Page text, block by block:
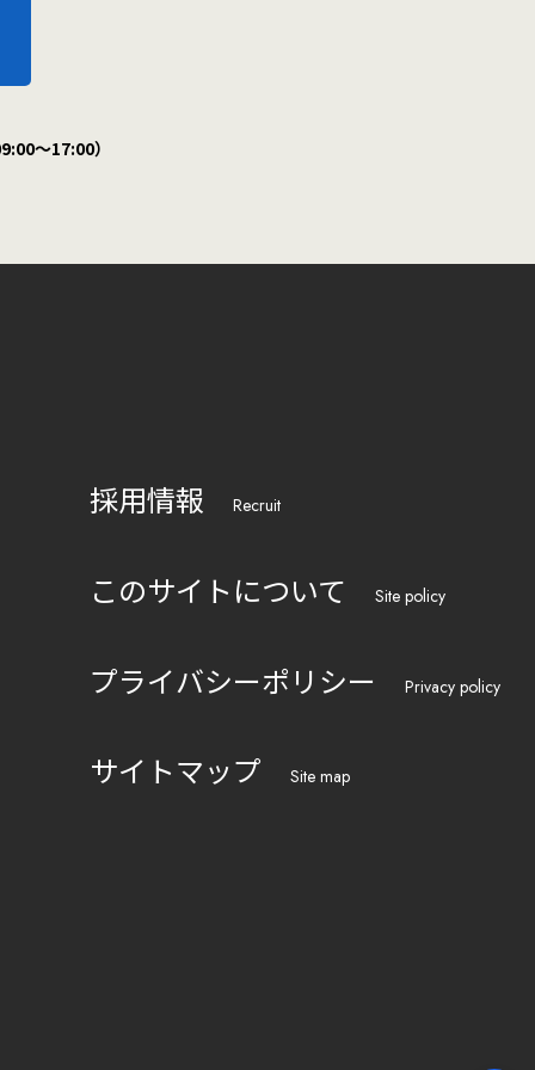
～17:00）
採用情報 Recruit
このサイトについて Site policy
プライバシーポリシー Privacy policy
サイトマップ Site map